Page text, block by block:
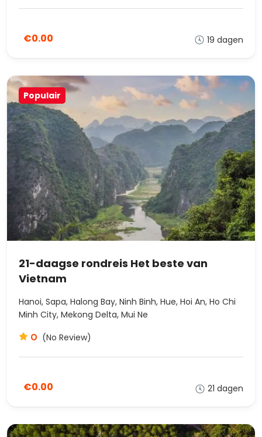
€0.00 19 dagen
Populair
21-daagse rondreis Het beste van
Vietnam
Hanoi, Sapa, Halong Bay, Ninh Binh, Hue, Hoi An, Ho Chi
Minh City, Mekong Delta, Mui Ne
0 (No Review)
€0.00 21 dagen